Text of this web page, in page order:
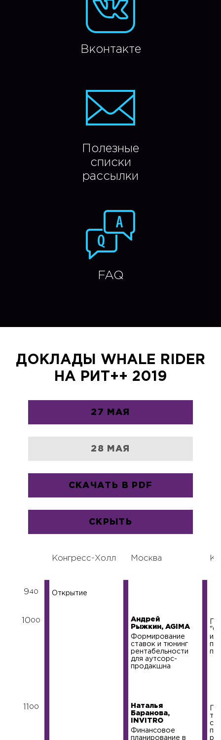
Вконтакте
Полезные
списки
рассылки
FAQ
ДОКЛАДЫ WHALE RIDER
НА РИТ++ 2019
27 МАЯ
28 МАЯ
СКАЧАТЬ В PDF
СКРЫТЬ
Конгресс-Холл Москва
940
1000
00
Открытие
Андрей
Рыжкин, AGIMA
Формирование
ставок и тюнинг
рентабельности
для аутсорс-
продакшна
Наталья
Баранова,
INVITRO
Финансовое
планирование в